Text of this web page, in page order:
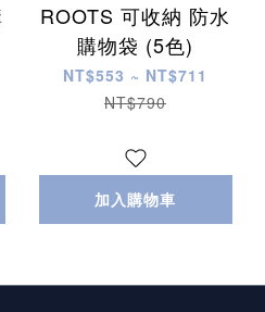
ROOTS 可收納 防水
購物袋 (5色)
NT$553 ~ NT$711
NT$790
加入購物車